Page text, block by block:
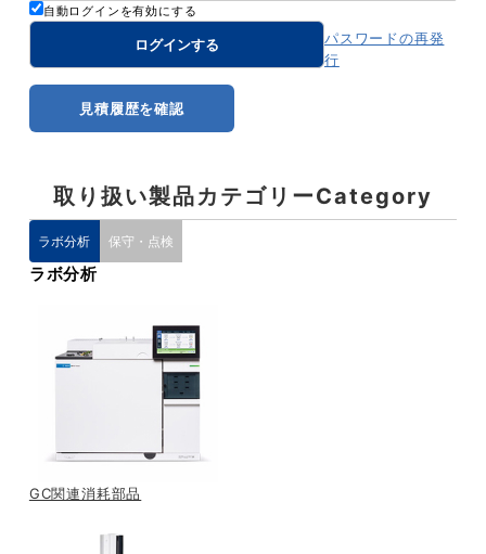
自動ログインを有効にする
パスワードの再発
行
見積履歴を確認
取り扱い製品カテゴリーCategory
ラボ分析 保守・点検
ラボ分析
GC関連消耗部品